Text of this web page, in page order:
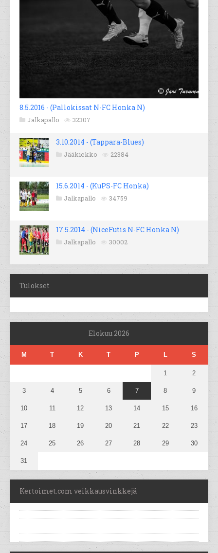
8.5.2016 - (Pallokissat N-FC Honka N)
Jalkapallo 32307
3.10.2014 - (Tappara-Blues)
Jääkiekko 22384
15.6.2014 - (KuPS-FC Honka)
Jalkapallo 34759
17.5.2014 - (NiceFutis N-FC Honka N)
Jalkapallo 30002
Tulokset
Elokuu 2026
M T K T P L S
1 2
3 4 5 6 7 8 9
10 11 12 13 14 15 16
17 18 19 20 21 22 23
24 25 26 27 28 29 30
31
Kertoimet.com veikkausvinkkejä